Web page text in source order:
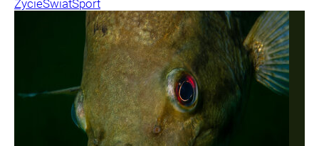
ŻycieŚwiatSport